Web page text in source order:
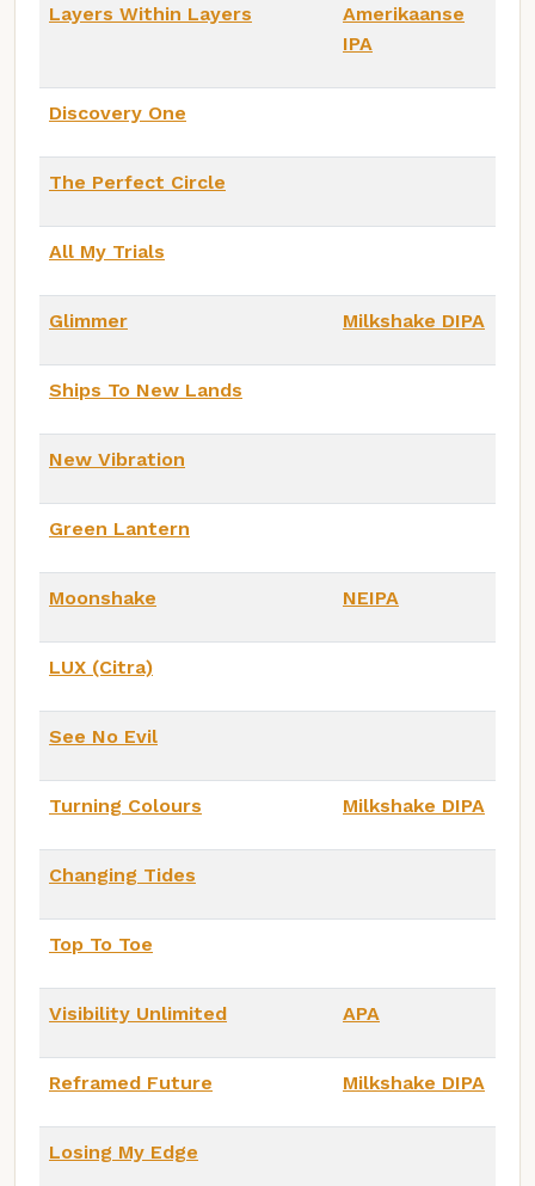
Layers Within Layers
Amerikaanse
IPA
Discovery One
The Perfect Circle
All My Trials
Glimmer Milkshake DIPA
Ships To New Lands
New Vibration
Green Lantern
Moonshake NEIPA
LUX (Citra)
See No Evil
Turning Colours Milkshake DIPA
Changing Tides
Top To Toe
Visibility Unlimited APA
Reframed Future Milkshake DIPA
Losing My Edge